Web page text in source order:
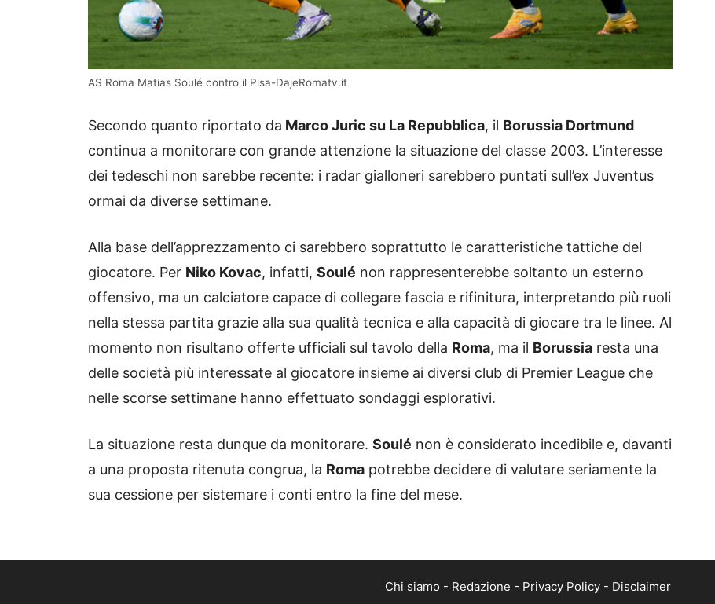
AS Roma Matias Soulé contro il Pisa-DajeRomatv.it
Secondo quanto riportato da Marco Juric su La Repubblica, il Borussia Dortmund
continua a monitorare con grande attenzione la situazione del classe 2003. L’interesse
dei tedeschi non sarebbe recente: i radar gialloneri sarebbero puntati sull’ex Juventus
ormai da diverse settimane.
Alla base dell’apprezzamento ci sarebbero soprattutto le caratteristiche tattiche del
giocatore. Per Niko Kovac, infatti, Soulé non rappresenterebbe soltanto un esterno
offensivo, ma un calciatore capace di collegare fascia e rifinitura, interpretando più ruoli
nella stessa partita grazie alla sua qualità tecnica e alla capacità di giocare tra le linee. Al
momento non risultano offerte ufficiali sul tavolo della Roma, ma il Borussia resta una
delle società più interessate al giocatore insieme ai diversi club di Premier League che
nelle scorse settimane hanno effettuato sondaggi esplorativi.
La situazione resta dunque da monitorare. Soulé non è considerato incedibile e, davanti
a una proposta ritenuta congrua, la Roma potrebbe decidere di valutare seriamente la
sua cessione per sistemare i conti entro la fine del mese.
Chi siamo - Redazione - Privacy Policy - Disclaimer